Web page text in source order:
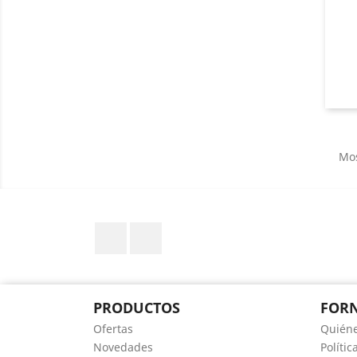
PRODUCTOS
Ofertas
Novedades